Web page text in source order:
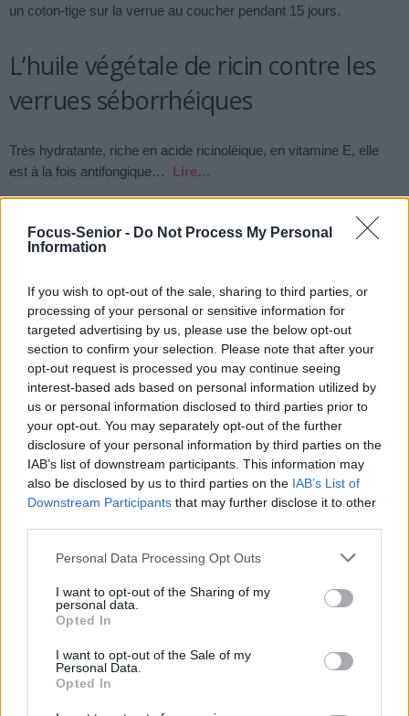
Focus-Senior - Do Not Process My Personal
Information
If you wish to opt-out of the sale, sharing to third parties, or
processing of your personal or sensitive information for
targeted advertising by us, please use the below opt-out
section to confirm your selection. Please note that after your
opt-out request is processed you may continue seeing
interest-based ads based on personal information utilized by
us or personal information disclosed to third parties prior to
your opt-out. You may separately opt-out of the further
disclosure of your personal information by third parties on the
IAB’s list of downstream participants. This information may
also be disclosed by us to third parties on the IAB’s List of
Downstream Participants that may further disclose it to other
Personal Data Processing Opt Outs
I want to opt-out of the Sharing of my
personal data.
Opted In
I want to opt-out of the Sale of my
Personal Data.
Opted In
un coton-tige sur la verrue au coucher pendant 15 jours.
L’huile végétale de ricin contre les
verrues séborrhéiques
Très hydratante, riche en acide ricinoléique, en vitamine E, elle
est à la fois antifongique…
Lire…
VERRUES SÉBORRHÉIQUE CROÛTE
Baume du tigre : y a-t-il
des contre-indications ?
3 traitements naturels
contre la verrue plantaire
news
Sieste après 65 ans : la
clé pour préserver votre
cerveau ou le mettre en
Ménopause et
problèmes urinaires : le
Ménopause précoce : le
risque accru
d’hypertension à ne pas